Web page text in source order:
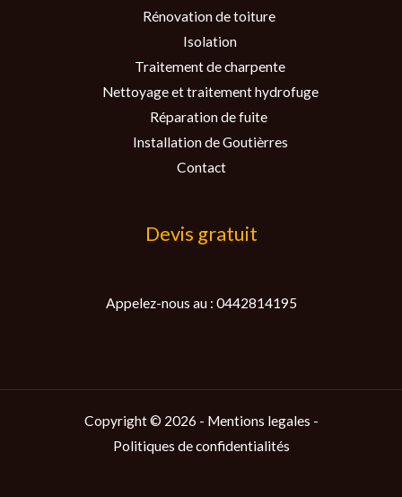
Rénovation de toiture
Isolation
Traitement de charpente
Nettoyage et traitement hydrofuge
Réparation de fuite
Installation de Goutièrres
Contact
Devis gratuit
Appelez-nous au : 0442814195
Copyright © 2026 - Mentions legales -
Politiques de confidentialités